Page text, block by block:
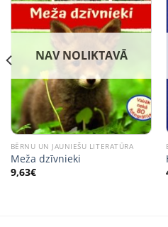
NAV NOLIKTAVĀ
BĒRNU UN JAUNIEŠU LITERATŪRA
Meža dzīvnieki
9,63€